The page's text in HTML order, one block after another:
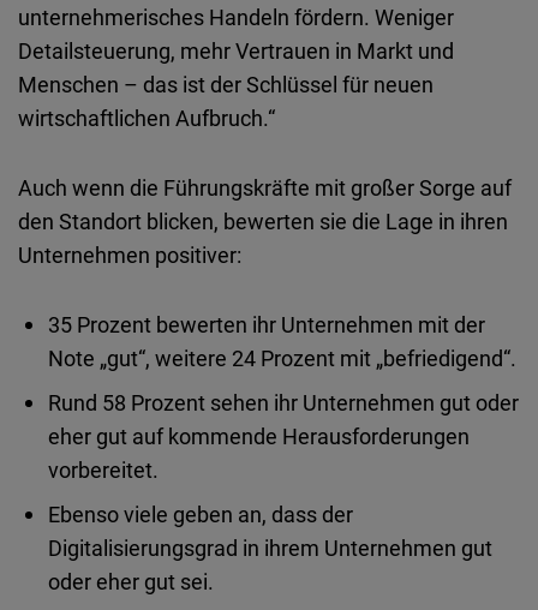
unternehmerisches Handeln fördern. Weniger
Detailsteuerung, mehrVertrauen in Markt und
Menschen – das ist der Schlüssel für neuen
wirtschaftlichen Aufbruch.“
Auch wenn die Führungskräfte mit großerSorge auf
den Standort blicken, bewerten sie die Lage in ihren
Unternehmen positiver:
35 Prozent bewerten ihr Unternehmen mit der
Note „gut“, weitere 24 Prozent mit „befriedigend“.
Rund 58 Prozent sehen ihr Unternehmen gut oder
eher gut auf kommende Herausforderungen
vorbereitet.
Ebensoviele geben an, dass der
Digitalisierungsgrad in ihrem Unternehmen gut
oder eher gut sei.